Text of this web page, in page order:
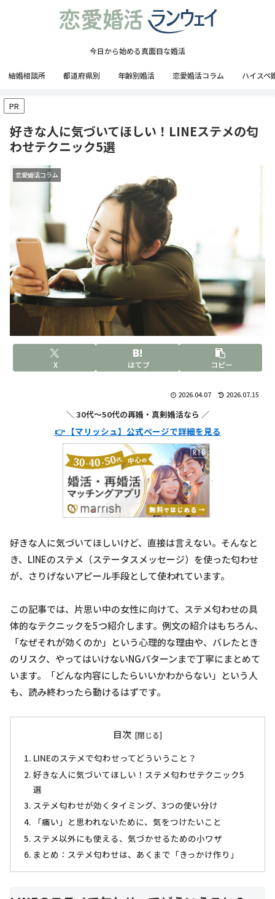
今日から始める真面目な婚活
結婚相談所 都道府県別 年齢別婚活 恋愛婚活コラム ハイスペ
PR
好きな人に気づいてほしい！LINEステメの匂
わせテクニック5選
恋愛婚活コラム
X はてブ コピー
2026.04.07 2026.07.15
＼ 30代〜50代の再婚・真剣婚活なら ／
👉 【マリッシュ】公式ページで詳細を見る
好きな人に気づいてほしいけど、直接は言えない。そんなと
き、LINEのステメ（ステータスメッセージ）を使った匂わせ
が、さりげないアピール手段として使われています。
この記事では、片思い中の女性に向けて、ステメ匂わせの具
体的なテクニックを5つ紹介します。例文の紹介はもちろん、
「なぜそれが効くのか」という心理的な理由や、バレたとき
のリスク、やってはいけないNGパターンまで丁寧にまとめて
います。「どんな内容にしたらいいかわからない」という人
も、読み終わったら動けるはずです。
目次
LINEのステメで匂わせってどういうこと？
好きな人に気づいてほしい！ステメ匂わせテクニック5
選
ステメ匂わせが効くタイミング、3つの使い分け
「痛い」と思われないために、気をつけたいこと
ステメ以外にも使える、気づかせるための小ワザ
まとめ：ステメ匂わせは、あくまで「きっかけ作り」